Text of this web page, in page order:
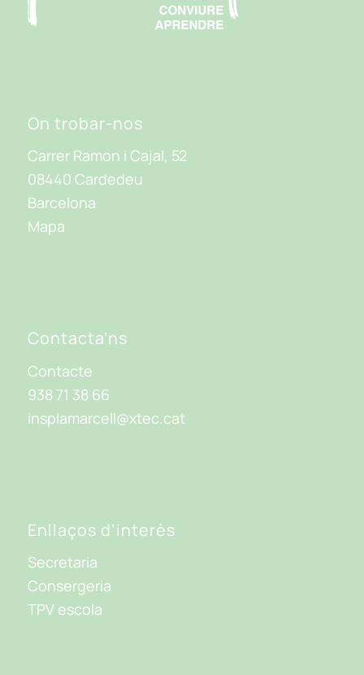
On trobar-nos
Carrer Ramon i Cajal, 52
08440 Cardedeu
Barcelona
Mapa
Contacta’ns
Contacte
938 71 38 66
insplamarcell@xtec.cat
Enllaços d’interès
Secretaria
Consergeria
TPV escola